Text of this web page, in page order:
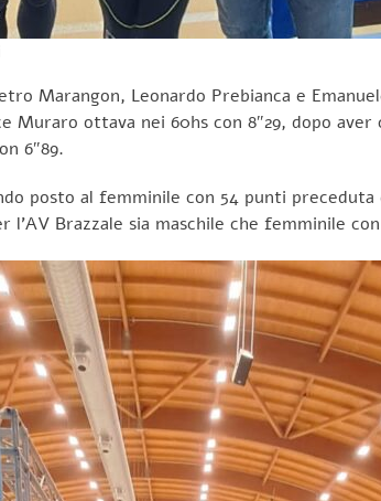
Marangon, Leonardo Prebianca e
Muraro ottava nei 60hs con 8″29, dopo
6″89.
posto al femminile con 54 punti
Brazzale sia maschile che femminile